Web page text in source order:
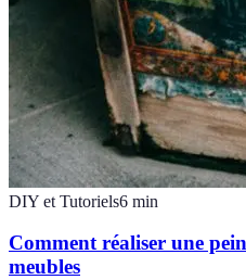
DIY et Tutoriels6 min
Comment réaliser une
meubles